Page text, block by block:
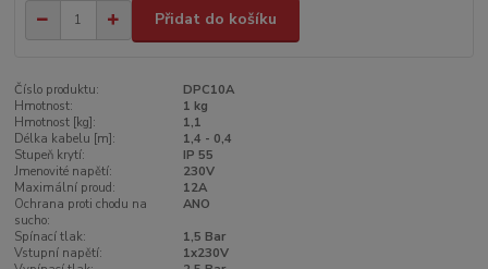
Přidat do košíku
Číslo produktu:
DPC10A
Hmotnost:
1 kg
Hmotnost [kg]:
1,1
Délka kabelu [m]:
1,4 - 0,4
Stupeň krytí:
IP 55
Jmenovité napětí:
230V
Maximální proud:
12A
Ochrana proti chodu na
sucho:
ANO
Spínací tlak:
1,5 Bar
Vstupní napětí:
1x230V